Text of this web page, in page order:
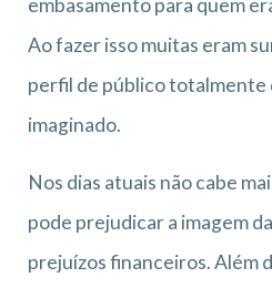
Ao fazer isso muitas eram
perfil de público
imaginado.
Nos dias atuais não cabe
pode prejudicar a imagem
prejuízos financeiros. Além